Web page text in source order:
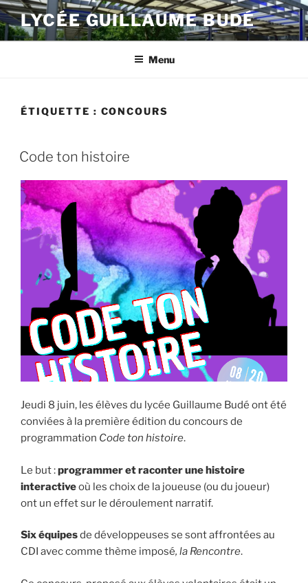
Aller
au
contenu
LYCÉE GUILLAUME BUDÉ
Menu
ÉTIQUETTE : CONCOURS
PUBLIÉ
LE
Code ton histoire
Jeudi 8 juin, les élèves du lycée Guillaume Budé ont été
conviées à la première édition du concours de
programmation Code ton histoire.
Le but :programmer et raconter une histoire
interactiveoù les choix de la joueuse (ou du joueur)
ont un effet sur le déroulement narratif.
Six équipesde développeuses se sont affrontées au
CDI avec comme thème imposé, la Rencontre.